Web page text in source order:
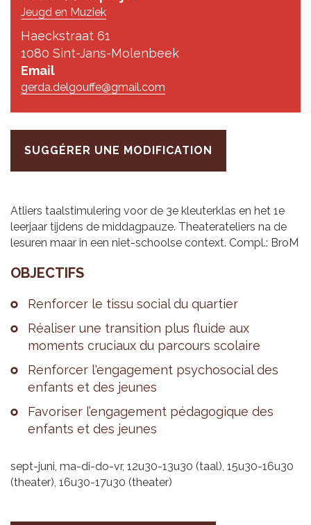
Jeugd en Muziek
Haeckstraat 61
1080 Sint-Jans-Molenbeek
Email
gerda.delgouffe@gmail.com
SUGGÉRER UNE MODIFICATION
Atliers taalstimulering voor de 3e kleuterklas en het 1e
leerjaar tijdens de middagpauze. Theaterateliers na de
lesuren maar in een niet-schoolse context. Compl.: BroM
OBJEC­TIFS
Ren­for­cer le tissu social du quar­tier
Réa­li­ser une tran­si­tion plus fluide aux
moments cru­ciaux du par­cours sco­laire
Ren­for­cer l'en­ga­ge­ment psy­cho­so­cial des
enfants et des jeunes
Favo­ri­ser l’en­ga­ge­ment péda­go­gique des
enfants et des jeunes
sept-juni, ma-di-do-vr, 12u30-13u30 (taal), 15u30-16u30
(theater), 16u30-17u30 (theater)